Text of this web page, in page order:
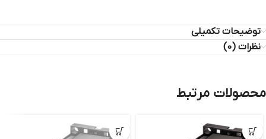
توضیحات تکمیلی
نظرات (0)
محصولات مرتبط